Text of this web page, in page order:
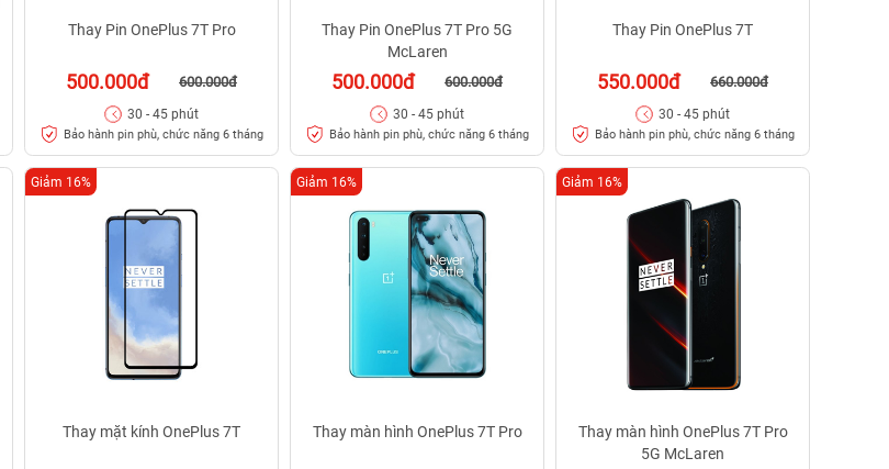
Thay Pin OnePlus 7T Pro
500.000đ 600.000đ
30 - 45 phút
Bảo hành pin phù, chức năng 6 tháng
Thay Pin OnePlus 7T Pro 5G
McLaren
500.000đ 600.000đ
30 - 45 phút
Bảo hành pin phù, chức năng 6 tháng
Thay Pin OnePlus 7T
550.000đ 660.000đ
30 - 45 phút
Bảo hành pin phù, chức năng 6 tháng
Thay mặt kính OnePlus 7T
Giảm 16%
Thay màn hình OnePlus 7T Pro
Giảm 16%
Thay màn hình OnePlus 7T Pro
5G McLaren
Giảm 16%